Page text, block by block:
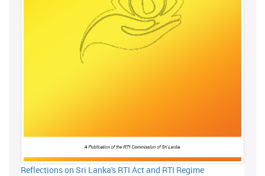
Reflections on Sri Lanka's RTI Act and RTI Regime